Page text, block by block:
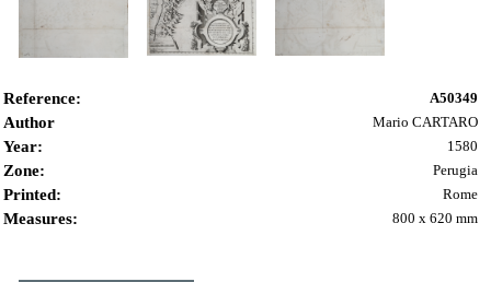
Reference: A50349
Author Mario CARTARO
Year: 1580
Zone: Perugia
Printed: Rome
Measures: 800 x 620 mm